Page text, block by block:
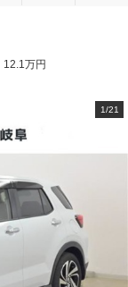
12.1万円
1/21